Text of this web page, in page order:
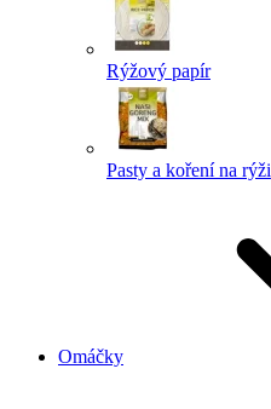
Rýžový papír
Pasty a koření na rýži
Omáčky